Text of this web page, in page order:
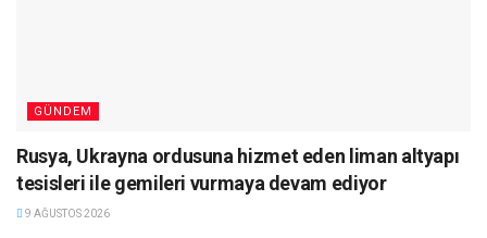
GÜNDEM
Rusya, Ukrayna ordusuna hizmet eden liman altyapı
tesisleri ile gemileri vurmaya devam ediyor
9 AĞUSTOS 2026